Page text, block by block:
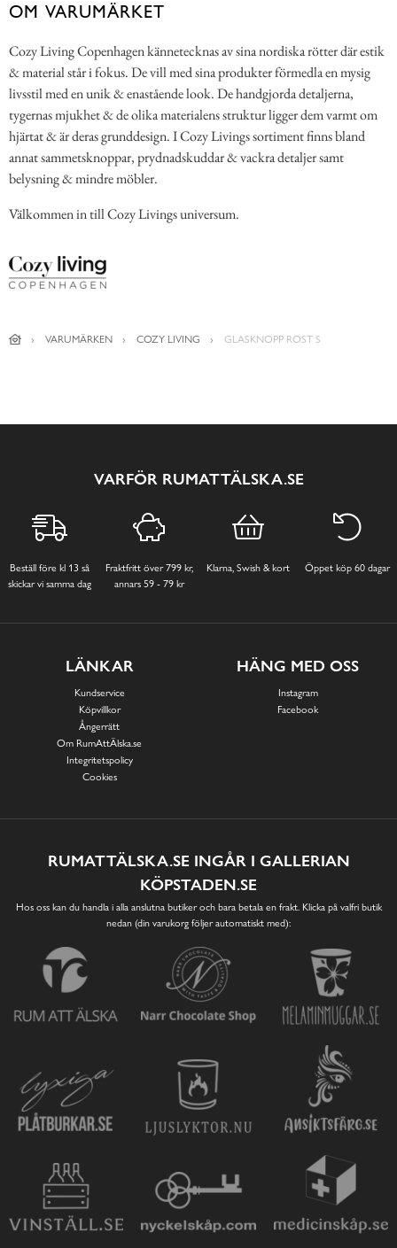
OM VARUMÄRKET
Cozy Living Copenhagen kännetecknas av sina nordiska rötter där estik
& material står i fokus. De vill med sina produkter förmedla en mysig
livsstil med en unik & enastående look. De handgjorda detaljerna,
tygernas mjukhet & de olika materialens struktur ligger dem varmt om
hjärtat & är deras grunddesign. I Cozy Livings sortiment finns bland
annat sammetsknoppar, prydnadskuddar & vackra detaljer samt
belysning & mindre möbler.
Välkommen in till Cozy Livings universum.
VARUMÄRKEN COZY LIVING GLASKNOPP ROST S
VARFÖR RUMATTÄLSKA.SE
Beställ före kl 13 så
skickar vi samma dag
Fraktfritt över 799 kr,
annars 59 - 79 kr
Klarna, Swish & kort Öppet köp 60 dagar
LÄNKAR
Kundservice
Köpvillkor
Ångerrätt
Om RumAttÄlska.se
Integritetspolicy
Cookies
HÄNG MED OSS
Instagram
Facebook
RUMATTÄLSKA.SE INGÅR I GALLERIAN
KÖPSTADEN.SE
Hos oss kan du handla i alla anslutna butiker och bara betala en frakt. Klicka på valfri butik
nedan (din varukorg följer automatiskt med):